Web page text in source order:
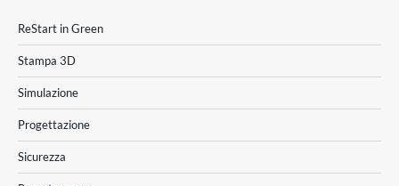
ReStart in Green
Stampa 3D
Simulazione
Progettazione
Sicurezza